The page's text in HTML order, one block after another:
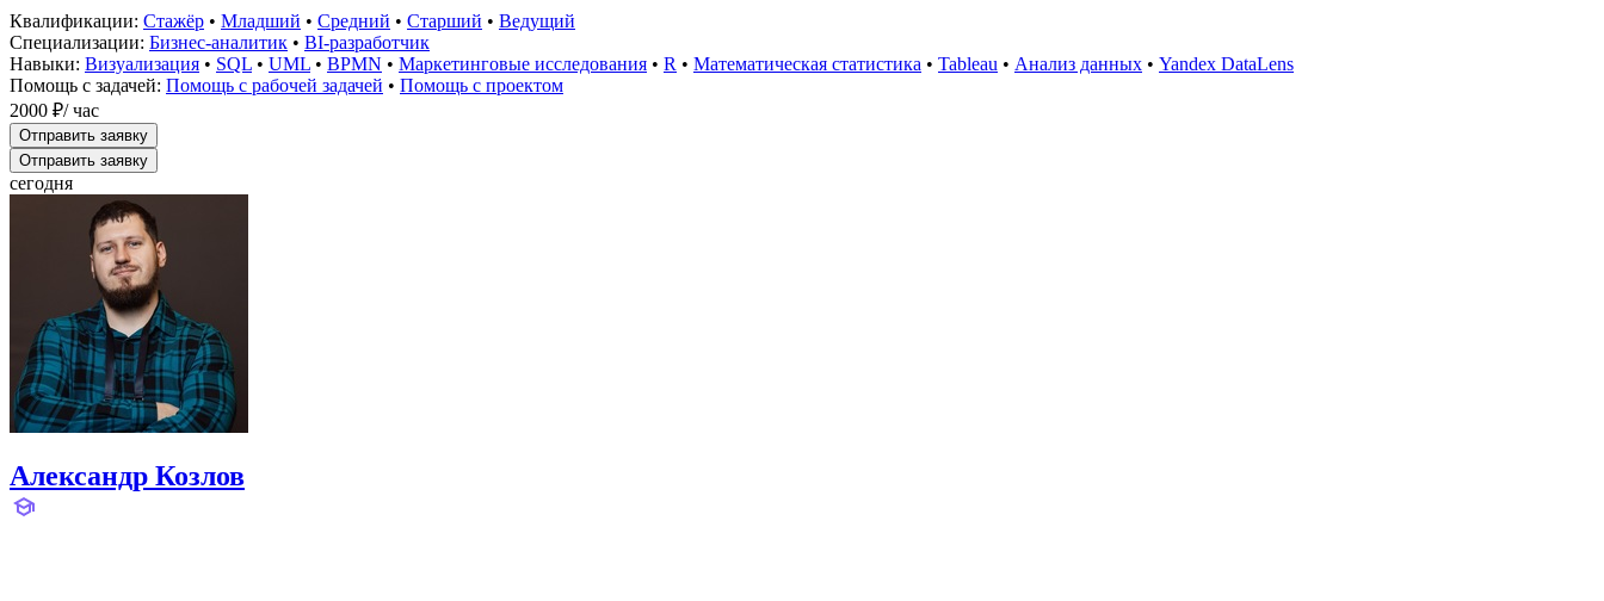
Квалификации: Стажёр • Младший • Средний • Старший • Ведущий
Специализации: Бизнес-аналитик • BI-разработчик
Навыки: Визуализация • SQL • UML • BPMN • Маркетинговые исследования • R • Математическая статистика • Tableau • Анализ данных • Yandex DataLens
Помощь с задачей: Помощь с рабочей задачей • Помощь с проектом
2000 ₽/ час
Отправить заявку
Отправить заявку
сегодня
Александр Козлов